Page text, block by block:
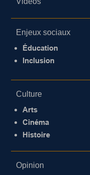
Enjeux sociaux
Éducation
Inclusion
Culture
Arts
Cinéma
Histoire
Opinion